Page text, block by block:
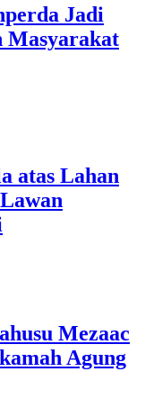
Jadi
Masyarakat
atas Lahan
Mezaac
Agung